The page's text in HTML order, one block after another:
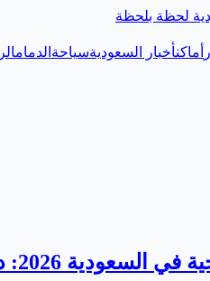
لحظة بلحظة
أماكنأخبار السعوديةسياحة الدمام
2026: دليل شامل للزوار